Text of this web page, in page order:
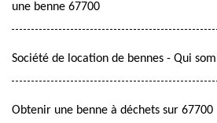
une benne 67700
Société de location de bennes - Qui
Obtenir une benne à déchets sur 67700